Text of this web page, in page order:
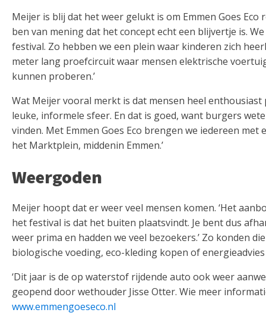
Meijer is blij dat het weer gelukt is om Emmen Goes Eco
ben van mening dat het concept echt een blijvertje is.
festival. Zo hebben we een plein waar kinderen zich
meter lang proefcircuit waar mensen elektrische
kunnen proberen.’
Wat Meijer vooral merkt is dat mensen heel enthousiast
leuke, informele sfeer. En dat is goed, want burgers
vinden. Met Emmen Goes Eco brengen we iedereen
het Marktplein, middenin Emmen.’
Weergoden
Meijer hoopt dat er weer veel mensen komen. ‘Het
het festival is dat het buiten plaatsvindt. Je bent dus
weer prima en hadden we veel bezoekers.’ Zo konden
biologische voeding, eco-kleding kopen of
‘Dit jaar is de op waterstof rijdende auto ook weer
geopend door wethouder Jisse Otter. Wie meer
www.emmengoeseco.nl